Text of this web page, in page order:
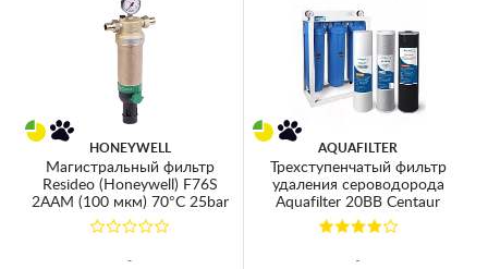
HONEYWELL
Магистральный фильтр
Resideo (Honeywell) F76S
2AAM (100 мкм) 70°C 25bar
AQUAFILTER
Трехступенчатый фильтр
удаления сероводорода
Aquafilter 20ВВ Centaur